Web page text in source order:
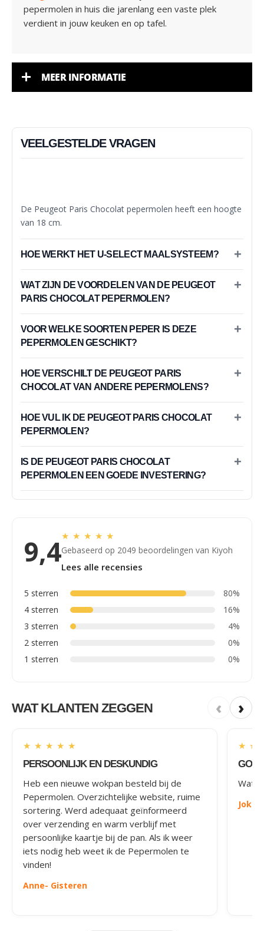
pepermolen in huis die jarenlang een vaste plek
verdient in jouw keuken en op tafel.
MEER INFORMATIE
VEELGESTELDE VRAGEN
De Peugeot Paris Chocolat pepermolen heeft een hoogte
van 18 cm.
HOE WERKT HET U-SELECT MAALSYSTEEM?
WAT ZIJN DE VOORDELEN VAN DE PEUGEOT
PARIS CHOCOLAT PEPERMOLEN?
VOOR WELKE SOORTEN PEPER IS DEZE
PEPERMOLEN GESCHIKT?
HOE VERSCHILT DE PEUGEOT PARIS
CHOCOLAT VAN ANDERE PEPERMOLENS?
HOE VUL IK DE PEUGEOT PARIS CHOCOLAT
PEPERMOLEN?
IS DE PEUGEOT PARIS CHOCOLAT
PEPERMOLEN EEN GOEDE INVESTERING?
9,4★ ★ ★ ★ ★
Gebaseerd op 2049 beoordelingen van Kiyoh
Lees alle recensies
5 sterren
80%
4 sterren
16%
3 sterren
4%
2 sterren
0%
1 sterren
0%
WAT KLANTEN ZEGGEN ‹ ›
★ ★ ★ ★ ★
PERSOONLIJK EN DESKUNDIG
Heb een nieuwe wokpan besteld bij de
Pepermolen. Overzichtelijke website, ruime
sortering. Werd adequaat geïnformeerd
over verzending en warm verblijf met
persoonlijke kaartje bij de pan. Als ik weer
iets nodig heb weet ik de Pepermolen te
vinden!
Anne- Gisteren
★ ★
Wat
Joke